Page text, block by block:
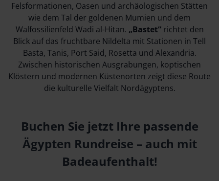
Felsformationen, Oasen und archäologischen Stätten
wie dem Tal der goldenen Mumien und dem
Walfossilienfeld Wadi al-Hitan. „Bastet“richtet den
Blick auf das fruchtbare Nildelta mit Stationen in Tell
Basta, Tanis, Port Said, Rosetta und Alexandria.
Zwischen historischen Ausgrabungen, koptischen
Klöstern und modernen Küstenorten zeigt diese Route
die kulturelle Vielfalt Nordägyptens.
Buchen Sie jetzt Ihre passende
Ägypten Rundreise – auch mit
Badeaufenthalt!